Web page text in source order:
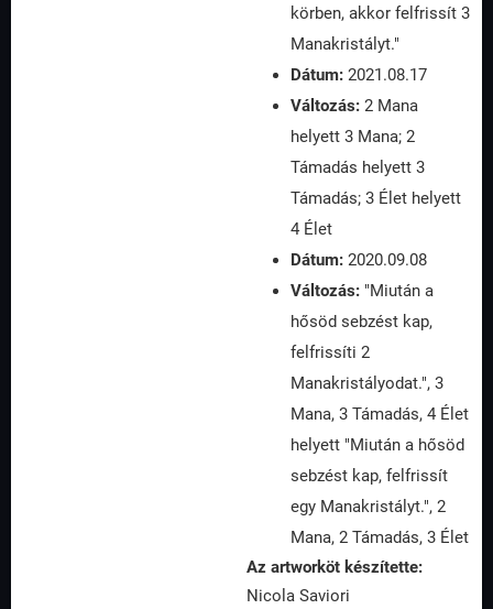
körben, akkor felfrissít 3
Manakristályt."
Dátum: 2021.08.17
Változás: 2 Mana
helyett 3 Mana; 2
Támadás helyett 3
Támadás; 3 Élet helyett
4 Élet
Dátum: 2020.09.08
Változás: "Miután a
hősöd sebzést kap,
felfrissíti 2
Manakristályodat.", 3
Mana, 3 Támadás, 4 Élet
helyett "Miután a hősöd
sebzést kap, felfrissít
egy Manakristályt.", 2
Mana, 2 Támadás, 3 Élet
Az artworköt készítette:
Nicola Saviori